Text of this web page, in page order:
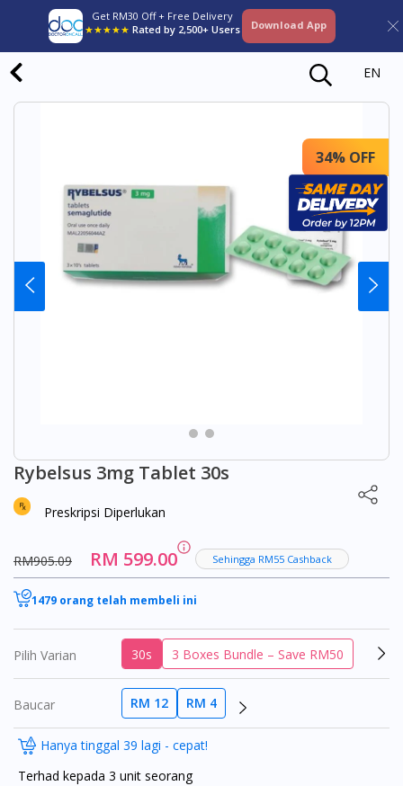
Get RM30 Off + Free Delivery
★★★★★ Rated by 2,500+ Users Download App
EN
34% OFF
Rybelsus 3mg Tablet 30s
Preskripsi Diperlukan
RM905.09 RM 599.00 Sehingga RM55 Cashback
1479 orang telah membeli ini
Pilih Varian 30s 3 Boxes Bundle – Save RM50
Baucar RM 12 RM 4
Hanya tinggal 39 lagi - cepat!
Terhad kepada 3 unit seorang